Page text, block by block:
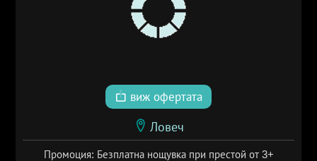
виж офертата
Ловеч
Промоция: Безплатна нощувка при престой от 3+